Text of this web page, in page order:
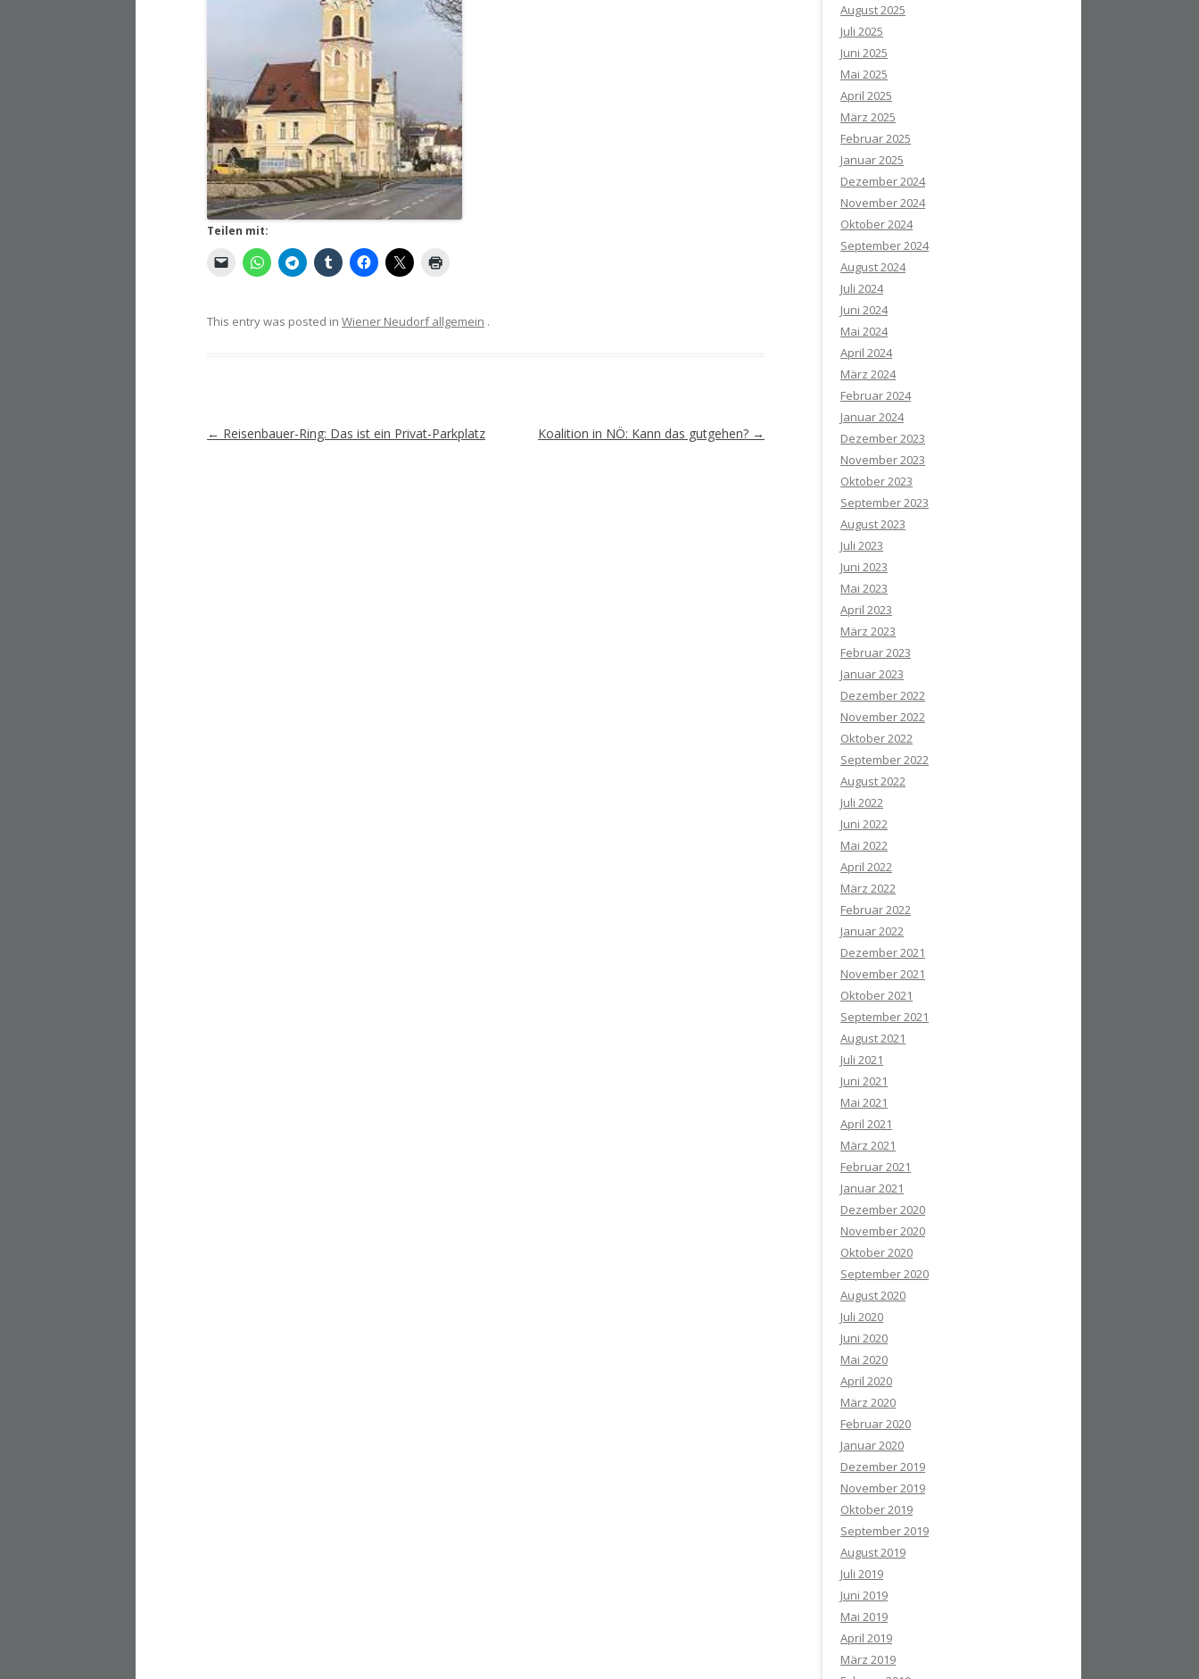
Teilen mit:
This entry was posted in Wiener Neudorf allgemein .
Artikel-
← Reisenbauer-Ring: Das ist ein Privat-Parkplatz Koalition in NÖ: Kann das gutgehen? →
August 2025
Juli 2025
Juni 2025
Mai 2025
April 2025
März 2025
Februar 2025
Januar 2025
Dezember 2024
November 2024
Oktober 2024
September 2024
August 2024
Juli 2024
Juni 2024
Mai 2024
April 2024
März 2024
Februar 2024
Januar 2024
Dezember 2023
November 2023
Oktober 2023
September 2023
August 2023
Juli 2023
Juni 2023
Mai 2023
April 2023
März 2023
Februar 2023
Januar 2023
Dezember 2022
November 2022
Oktober 2022
September 2022
August 2022
Juli 2022
Juni 2022
Mai 2022
April 2022
März 2022
Februar 2022
Januar 2022
Dezember 2021
November 2021
Oktober 2021
September 2021
August 2021
Juli 2021
Juni 2021
Mai 2021
April 2021
März 2021
Februar 2021
Januar 2021
Dezember 2020
November 2020
Oktober 2020
September 2020
August 2020
Juli 2020
Juni 2020
Mai 2020
April 2020
März 2020
Februar 2020
Januar 2020
Dezember 2019
November 2019
Oktober 2019
September 2019
August 2019
Juli 2019
Juni 2019
Mai 2019
April 2019
März 2019